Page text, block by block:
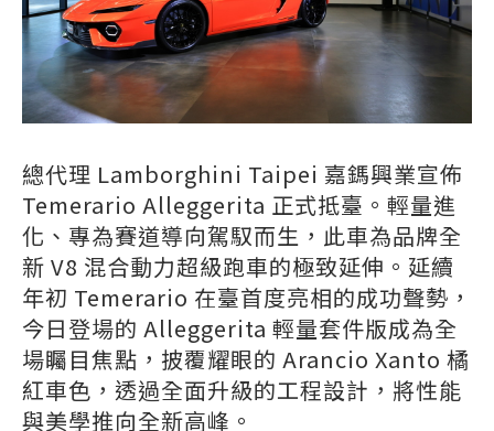
總代理 Lamborghini Taipei 嘉鎷興業宣佈
Temerario Alleggerita 正式抵臺。輕量進
化、專為賽道導向駕馭而生，此車為品牌全
新 V8 混合動力超級跑車的極致延伸。延續
年初 Temerario 在臺首度亮相的成功聲勢，
今日登場的 Alleggerita 輕量套件版成為全
場矚目焦點，披覆耀眼的 Arancio Xanto 橘
紅車色，透過全面升級的工程設計，將性能
與美學推向全新高峰。